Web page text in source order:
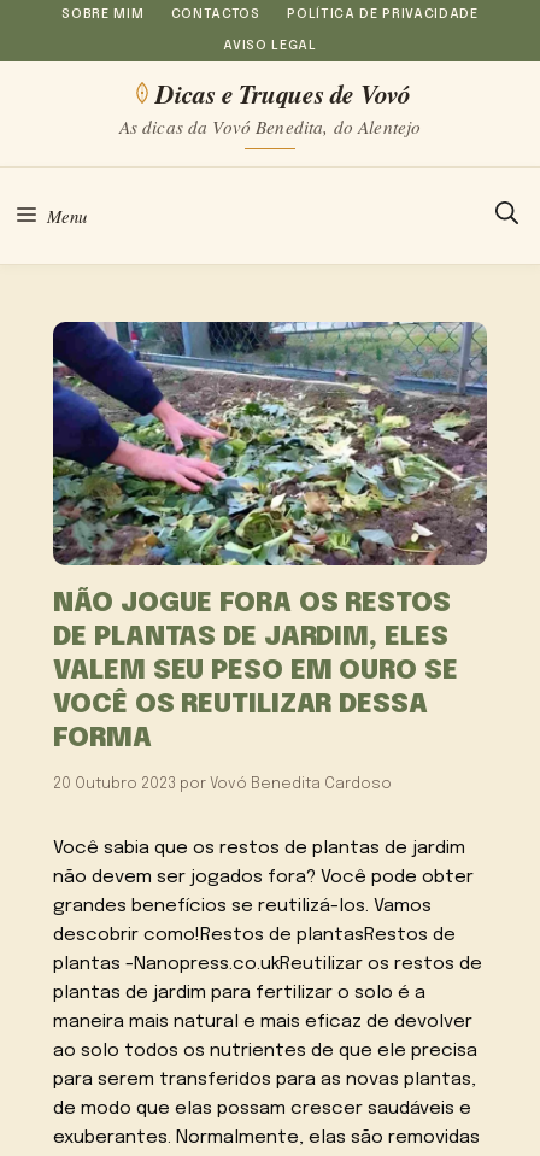
Saltar
para
conteúdo
SOBRE MIM CONTACTOS POLÍTICA DE PRIVACIDADE
AVISO LEGAL
Dicas e Truques de Vovó
As dicas da Vovó Benedita, do Alentejo
Menu
NÃO JOGUE FORA OS RESTOS
DE PLANTAS DE JARDIM, ELES
VALEM SEU PESO EM OURO SE
VOCÊ OS REUTILIZAR DESSA
FORMA
20 Outubro 2023 por Vovó Benedita Cardoso
Você sabia que os restos de plantas de jardim
não devem ser jogados fora? Você pode obter
grandes benefícios se reutilizá-los. Vamos
descobrir como!Restos de plantasRestos de
plantas -Nanopress.co.ukReutilizar os restos de
plantas de jardim para fertilizar o solo é a
maneira mais natural e mais eficaz de devolver
ao solo todos os nutrientes de que ele precisa
para serem transferidos para as novas plantas,
de modo que elas possam crescer saudáveis e
exuberantes. Normalmente, elas são removidas